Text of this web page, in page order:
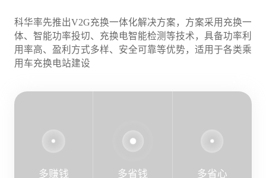
科华率先推出V2G充换一体化解决方案，方案采用充换一
体、智能功率投切、充换电智能检测等技术，具备功率利
用率高、盈利方式多样、安全可靠等优势，适用于各类乘
用车充换电站建设
多赚钱 多省钱 多省心